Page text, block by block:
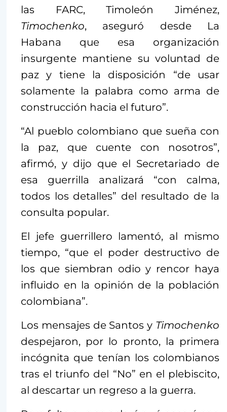
las FARC, Timoleón Jiménez,
Timochenko, aseguró desde La
Habana que esa organización
insurgente mantiene su voluntad de
paz y tiene la disposición “de usar
solamente la palabra como arma de
construcción hacia el futuro”.
“Al pueblo colombiano que sueña con
la paz, que cuente con nosotros”,
afirmó, y dijo que el Secretariado de
esa guerrilla analizará “con calma,
todos los detalles” del resultado de la
consulta popular.
El jefe guerrillero lamentó, al mismo
tiempo, “que el poder destructivo de
los que siembran odio y rencor haya
influido en la opinión de la población
colombiana”.
Los mensajes de Santos y Timochenko
despejaron, por lo pronto, la primera
incógnita que tenían los colombianos
tras el triunfo del “No” en el plebiscito,
al descartar un regreso a la guerra.